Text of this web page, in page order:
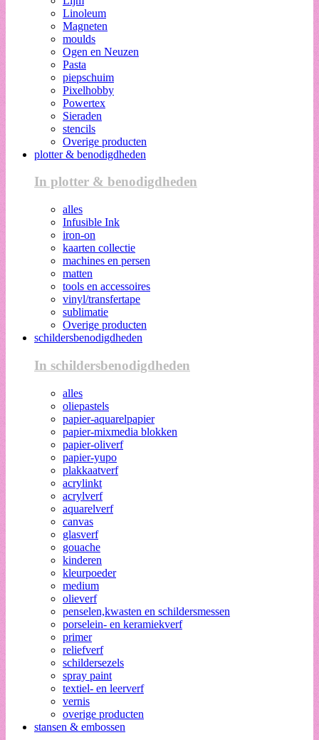
Linoleum
Magneten
moulds
Ogen en Neuzen
Pasta
piepschuim
Pixelhobby
Powertex
Sieraden
stencils
Overige producten
plotter & benodigdheden
In plotter & benodigdheden
alles
Infusible Ink
iron-on
kaarten collectie
machines en persen
matten
tools en accessoires
vinyl/transfertape
sublimatie
Overige producten
schildersbenodigdheden
In schildersbenodigdheden
alles
oliepastels
papier-aquarelpapier
papier-mixmedia blokken
papier-oliverf
papier-yupo
plakkaatverf
acrylinkt
acrylverf
aquarelverf
canvas
glasverf
gouache
kinderen
kleurpoeder
medium
olieverf
penselen,kwasten en schildersmessen
porselein- en keramiekverf
primer
reliefverf
schildersezels
spray paint
textiel- en leerverf
vernis
overige producten
stansen & embossen